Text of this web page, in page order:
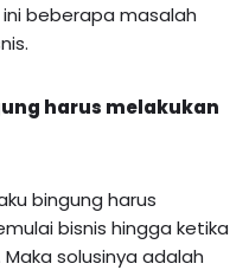
beberapa masalah
harus melakukan
bingung harus
bisnis hingga ketika
solusinya adalah